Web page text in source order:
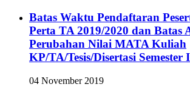
Batas Waktu Pendaftaran
Perta TA 2019/2020 dan Batas
Perubahan Nilai MATA Kuliah
KP/TA/Tesis/Disertasi Semester
04 November 2019